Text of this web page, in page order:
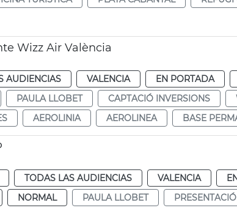
Wizz Air València
AUDIENCIAS VALENCIA EN PORTADA
PAULA LLOBET CAPTACIÓ INVERSIONS
AEROLINIA AEROLINEA BASE
TODAS LAS AUDIENCIAS VALENCIA
NORMAL PAULA LLOBET PRESENTACIÓ